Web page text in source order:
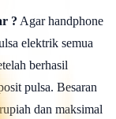
? Agar handphone
elektrik semua
berhasil
pulsa. Besaran
dan maksimal